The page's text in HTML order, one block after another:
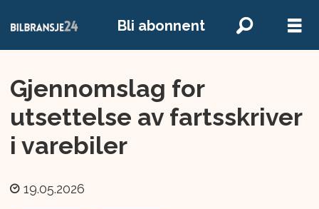
Bli abonnent
Gjennomslag for
utsettelse av fartsskriver
i varebiler
19.05.2026